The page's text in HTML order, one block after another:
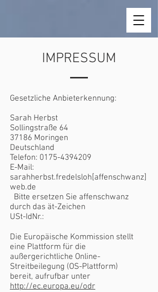
IMPRESSUM
Gesetzliche Anbieterkennung:
Sarah Herbst
Sollingstraße 64
37186 Moringen
Deutschland
Telefon: 0175-4394209
E-Mail:
sarahherbst.fredelsloh[affenschwanz]
web.de
Bitte ersetzen Sie affenschwanz
durch das ät-Zeichen
USt-IdNr.:
Die Europäische Kommission stellt
eine Plattform für die
außergerichtliche Online-
Streitbeilegung (OS-Plattform)
bereit, aufrufbar unter
http://ec.europa.eu/odr